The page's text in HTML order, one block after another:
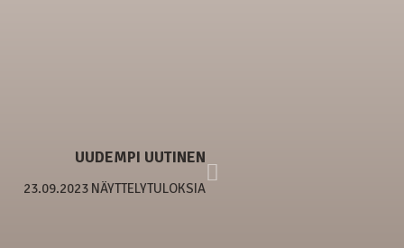
UUDEMPI UUTINEN
23.09.2023 NÄYTTELYTULOKSIA